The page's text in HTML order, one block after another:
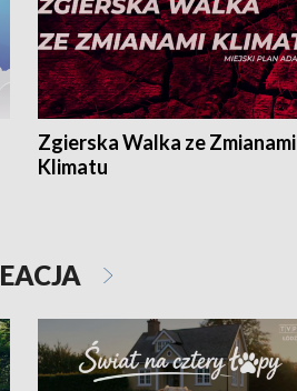
Zgierska Walka ze Zmianami
Klimatu